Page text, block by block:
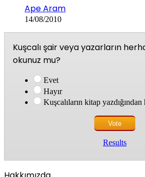
Ape Aram
14/08/2010
Kuşcalı şair veya yazarların
okunuz mu?
Evet
Hayır
Kuşcalıların kitap
Results